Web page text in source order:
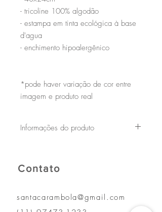
- tricoline 100% algodão
- estampa em tinta ecológica à base
d'agua
- enchimento hipoalergênico
*pode haver variação de cor entre
imagem e produto real
Informações do produto
ambiente.
qualidade dos produtos. Por
isso, somos muito exigentes na escolha das
Contato
santacarambola@gmail.com